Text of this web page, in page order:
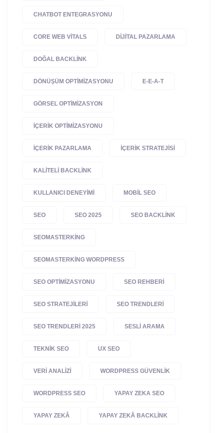
CHATBOT ENTEGRASYONU
CORE WEB VITALS DIJITAL PAZARLAMA
DOĞAL BACKLINK
DÖNÜŞÜM OPTIMIZASYONU E-E-A-T
GÖRSEL OPTIMIZASYON
IÇERIK OPTIMIZASYONU
IÇERIK PAZARLAMA IÇERIK STRATEJISI
KALITELI BACKLINK
KULLANICI DENEYIMI MOBIL SEO
SEO SEO 2025 SEO BACKLINK
SEOMASTERKING
SEOMASTERKING WORDPRESS
SEO OPTIMIZASYONU SEO REHBERI
SEO STRATEJILERI SEO TRENDLERI
SEO TRENDLERI 2025 SESLI ARAMA
TEKNIK SEO UX SEO
VERI ANALIZI WORDPRESS GÜVENLIK
WORDPRESS SEO YAPAY ZEKA SEO
YAPAY ZEKÂ YAPAY ZEKÂ BACKLINK